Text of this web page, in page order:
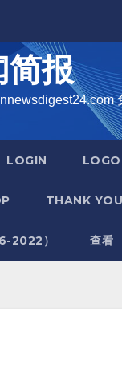
简报
LOGIN
THANK YOU
2022） 查看